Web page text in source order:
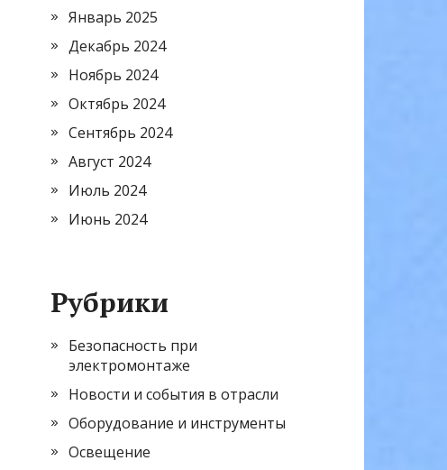
Январь 2025
Декабрь 2024
Ноябрь 2024
Октябрь 2024
Сентябрь 2024
Август 2024
Июль 2024
Июнь 2024
Рубрики
Безопасность при
электромонтаже
Новости и события в отрасли
Оборудование и инструменты
Освещение